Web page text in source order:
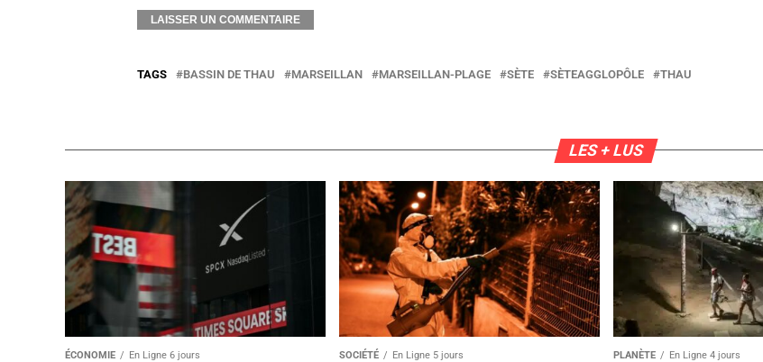
TAGS BASSIN DE THAU MARSEILLAN MARSEILLAN-PLAGE SÈTE SÈTEAGGLOPÔLE THAU
LES + LUS
ÉCONOMIE En Ligne 6 jours SOCIÉTÉ En Ligne 5 jours PLANÈTE En Ligne 4 jours